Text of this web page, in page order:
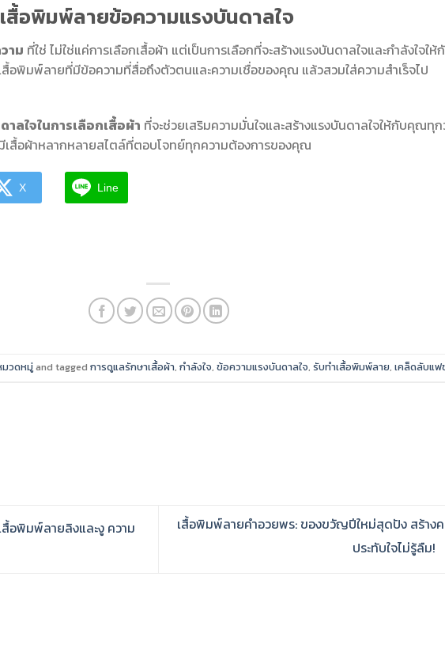
สื้อพิมพ์ลายข้อความแรงบันดาลใจ
าม ที่ใช่ ไม่ใช่แค่การเลือกเสื้อผ้า แต่เป็นการเลือกที่จะสร้างแรงบันดาลใจและกำลังใจให้
สื้อพิมพ์ลายที่มีข้อความที่สื่อถึงตัวตนและความเชื่อของคุณ แล้วสวมใส่ความสำเร็จไป
าลใจในการเลือกเสื้อผ้า ที่จะช่วยเสริมความมั่นใจและสร้างแรงบันดาลใจให้กับคุณทุ
มีเสื้อผ้าหลากหลายสไตล์ที่ตอบโจทย์ทุกความต้องการของคุณ
X Line
มวดหมู่and tagged การดูแลรักษาเสื้อผ้า, กำลังใจ, ข้อความแรงบันดาลใจ, รับทำเสื้อพิมพ์ลาย, เคล็ดลับแฟ
สื้อพิมพ์ลายลิงและงู ความ
เสื้อพิมพ์ลายคำอวยพร: ของขวัญปีใหม่สุดปัง สร้าง
ประทับใจไม่รู้ลืม!